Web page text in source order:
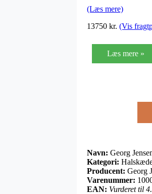
(Læs mere)
13750 kr. (Vis
Læs mere »
Navn: Georg
Kategori:
Producent: Georg
Varenummer:
EAN: Vurderet til